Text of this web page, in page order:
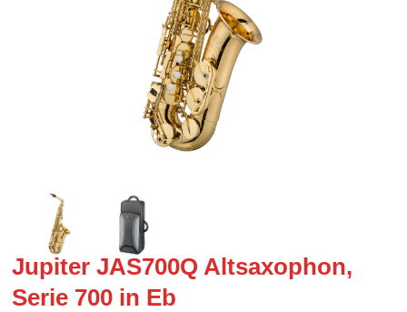
Jupiter JAS700Q Altsaxophon,
Serie 700 in Eb